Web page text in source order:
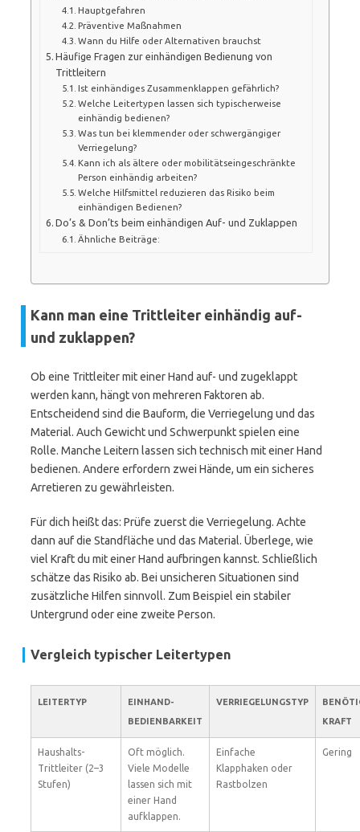
Hauptgefahren
Präventive Maßnahmen
Wann du Hilfe oder Alternativen brauchst
Häufige Fragen zur einhändigen Bedienung von
Trittleitern
Ist einhändiges Zusammenklappen gefährlich?
Welche Leitertypen lassen sich typischerweise
einhändig bedienen?
Was tun bei klemmen­der oder schwergängiger
Verriegelung?
Kann ich als ältere oder mobilitätseingeschränkte
Person einhändig arbeiten?
Welche Hilfsmittel reduzieren das Risiko beim
einhändigen Bedienen?
Do’s & Don’ts beim einhändigen Auf- und Zuklappen
Ähnliche Beiträge:
Kann man eine Trittleiter einhändig auf-
und zuklappen?
Ob eine Trittleiter mit einer Hand auf- und zugeklappt
werden kann, hängt von mehreren Faktoren ab.
Entscheidend sind die Bauform, die Verriegelung und das
Material. Auch Gewicht und Schwerpunkt spielen eine
Rolle. Manche Leitern lassen sich technisch mit einer Hand
bedienen. Andere erfordern zwei Hände, um ein sicheres
Arretieren zu gewährleisten.
Für dich heißt das: Prüfe zuerst die Verriegelung. Achte
dann auf die Standfläche und das Material. Überlege, wie
viel Kraft du mit einer Hand aufbringen kannst. Schließlich
schätze das Risiko ab. Bei unsicheren Situationen sind
zusätzliche Hilfen sinnvoll. Zum Beispiel ein stabiler
Untergrund oder eine zweite Person.
Vergleich typischer Leitertypen
LEITERTYP
EINHAND-
BEDIENBARKEIT
VERRIEGELUNGSTYP
KRAFT
Haushalts-
Trittleiter (2–3
Stufen)
Oft möglich.
Viele Modelle
lassen sich mit
einer Hand
aufklappen.
Einfache
Klapphaken oder
Rastbolzen
Gering